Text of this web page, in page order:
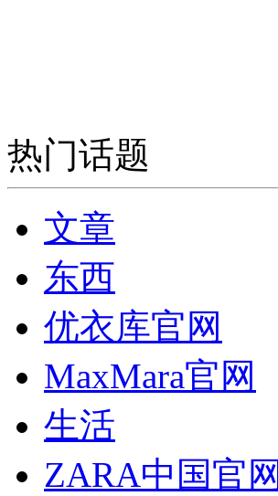
热门话题
文章
东西
优衣库官网
MaxMara官网
生活
ZARA中国官网